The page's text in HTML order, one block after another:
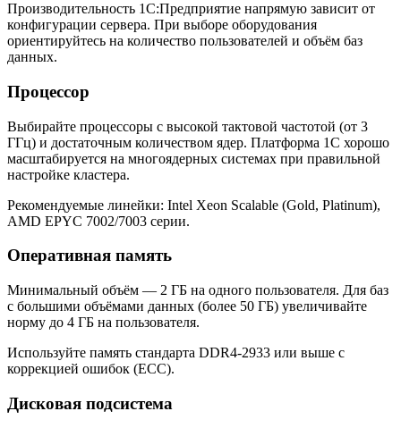
Производительность 1С:Предприятие напрямую зависит от
конфигурации сервера. При выборе оборудования
ориентируйтесь на количество пользователей и объём баз
данных.
Процессор
Выбирайте процессоры с высокой тактовой частотой (от 3
ГГц) и достаточным количеством ядер. Платформа 1С хорошо
масштабируется на многоядерных системах при правильной
настройке кластера.
Рекомендуемые линейки: Intel Xeon Scalable (Gold, Platinum),
AMD EPYC 7002/7003 серии.
Оперативная память
Минимальный объём — 2 ГБ на одного пользователя. Для баз
с большими объёмами данных (более 50 ГБ) увеличивайте
норму до 4 ГБ на пользователя.
Используйте память стандарта DDR4-2933 или выше с
коррекцией ошибок (ECC).
Дисковая подсистема